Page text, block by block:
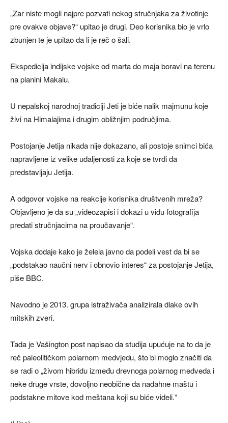
„Zar niste mogli najpre pozvati nekog stručnjaka za životinje
pre ovakve objave?“ upitao je drugi. Deo korisnika bio je vrlo
zbunjen te je upitao da li je reč o šali.
Ekspedicija indijske vojske od marta do maja boravi na terenu
na planini Makalu.
U nepalskoj narodnoj tradiciji Jeti je biće nalik majmunu koje
živi na Himalajima i drugim obližnjim područjima.
Postojanje Jetija nikada nije dokazano, ali postoje snimci bića
napravljene iz velike udaljenosti za koje se tvrdi da
predstavljaju Jetija.
A odgovor vojske na reakcije korisnika društvenih mreža?
Objavljeno je da su „videozapisi i dokazi u vidu fotografija
predati stručnjacima na proučavanje“.
Vojska dodaje kako je želela javno da podeli vest da bi se
„podstakao naučni nerv i obnovio interes“ za postojanje Jetija,
piše BBC.
Navodno je 2013. grupa istraživača analizirala dlake ovih
mitskih zveri.
Tada je Vašington post napisao da studija upućuje na to da je
reč paleolitičkom polarnom medvjedu, što bi moglo značiti da
se radi o „živom hibridu između drevnoga polarnog medveda i
neke druge vrste, dovoljno neobične da nadahne maštu i
podstakne mitove kod meštana koji su biće videli.“